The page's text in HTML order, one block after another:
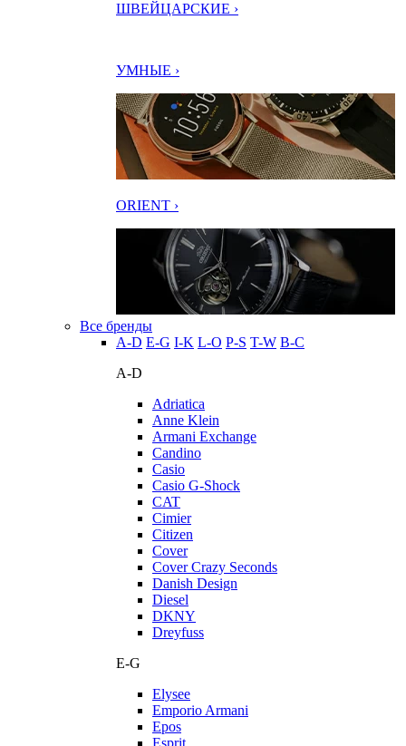
ШВЕЙЦАРСКИЕ ›
УМНЫЕ ›
ORIENT ›
Все бренды
A-D E-G I-K L-O P-S T-W В-С
A-D
Adriatica
Anne Klein
Armani Exchange
Candino
Casio
Casio G-Shock
CAT
Cimier
Citizen
Cover
Cover Crazy Seconds
Danish Design
Diesel
DKNY
Dreyfuss
E-G
Elysee
Emporio Armani
Epos
Esprit